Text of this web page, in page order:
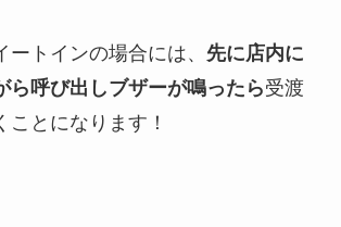
ートインの場合には、 先に店内に
ら呼び出しブザーが鳴ったら受渡
ことになります！